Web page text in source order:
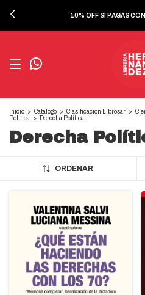
10% OFF SI PAGÁS
Inicio > Catalogo > Clasificación Librosar >
Politica
> Derecha Política
Derecha
ORDENAR